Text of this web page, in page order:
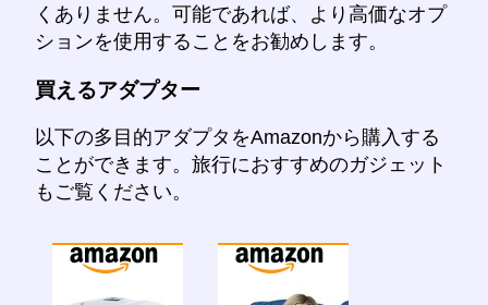
くありません。可能であれば、より高価なオプ
ションを使用することをお勧めします。
買えるアダプター
以下の多目的アダプタをAmazonから購入する
ことができます。旅行におすすめのガジェット
もご覧ください。